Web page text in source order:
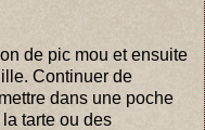
de pic mou et ensuite
Continuer de
dans une poche
tarte ou des